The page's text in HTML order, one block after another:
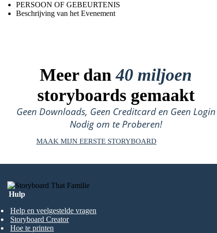
PERSOON OF GEBEURTENIS
Beschrijving van het Evenement
Meer dan40 miljoen
storyboards gemaakt
Geen Downloads, Geen Creditcard en Geen Login
Nodig om te Proberen!
MAAK MIJN EERSTE STORYBOARD
Hulp
Help en veelgestelde vragen
Storyboard Creator
Hoe te printen